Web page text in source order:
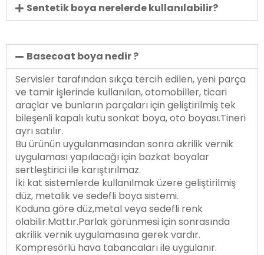
Sentetik boya nerelerde kullanılabilir?
Basecoat boya nedir ?
Servisler tarafından sıkça tercih edilen, yeni parça
ve tamir işlerinde kullanılan, otomobiller, ticari
araçlar ve bunların parçaları için geliştirilmiş tek
bileşenli kapalı kutu sonkat boya, oto boyası.Tineri
ayrı satılır.
Bu ürünün uygulanmasından sonra akrilik vernik
uygulaması yapılacağı için bazkat boyalar
sertleştirici ile karıştırılmaz.
İki kat sistemlerde kullanılmak üzere geliştirilmiş
düz, metalik ve sedefli boya sistemi.
Koduna göre düz,metal veya sedefli renk
olabilir.Mattır.Parlak görünmesi için sonrasında
akrilik vernik uygulamasına gerek vardır.
Kompresörlü hava tabancaları ile uygulanır.